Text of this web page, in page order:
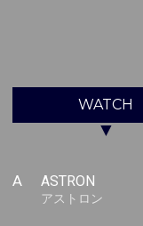
WATCH
▼
A ASTRON
アストロン